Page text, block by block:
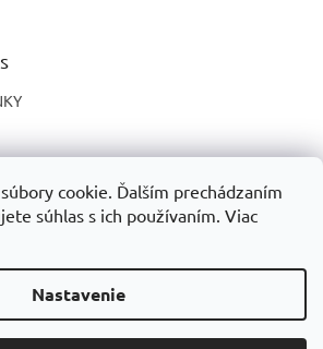
cookie. Ďalším prechádzaním
súhlas s ich používaním. Viac
Nastavenie
Vytvoril Shoptet
skateshop. Všetky práva vyhradené.